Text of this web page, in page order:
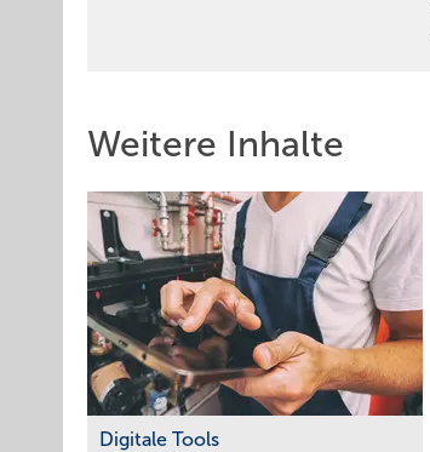
Weitere Inhalte
Digitale Tools